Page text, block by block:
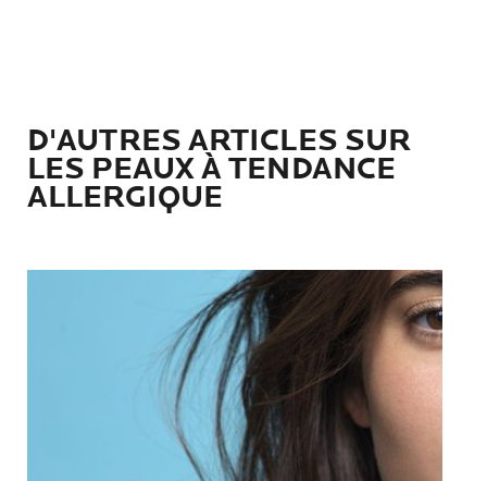
D'AUTRES ARTICLES SUR
LES PEAUX À TENDANCE
ALLERGIQUE